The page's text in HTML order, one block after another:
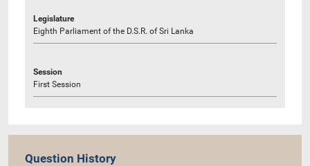
Legislature
Eighth Parliament of the D.S.R. of Sri Lanka
Session
First Session
Question History